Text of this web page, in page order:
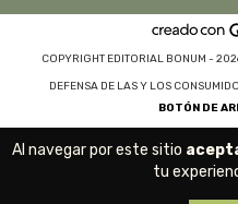
Al navegar por este sitio
tu
COPYRIGHT EDITORIAL BONUM -
DEFENSA DE LAS Y LOS
BOTÓN DE